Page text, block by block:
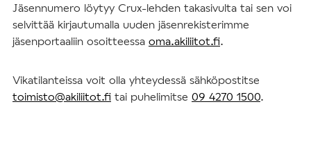
Jäsennumero löytyy Crux-lehden takasivulta tai sen voi
selvittää kirjautumalla uuden jäsenrekisterimme
jäsenportaaliin osoitteessa oma.akiliitot.fi.
Vikatilanteissa voit olla yhteydessä sähköpostitse
toimisto@akiliitot.fi tai puhelimitse 09 4270 1500.